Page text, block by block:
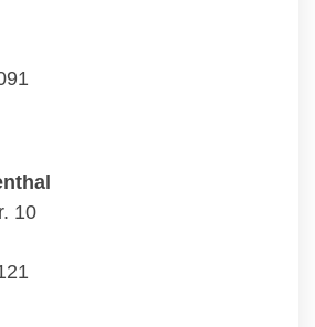
10